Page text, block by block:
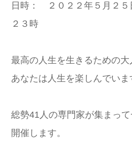
日時： ２０２２年５月２
２３時
最高の人生を生きるための大
あなたは人生を楽しんでいま
総勢41人の専門家が集まっ
開催します。